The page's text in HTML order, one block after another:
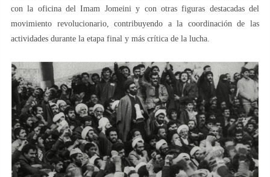
con la oficina del Imam Jomeini y con otras figuras destacadas del
movimiento revolucionario, contribuyendo a la coordinación de las
actividades durante la etapa final y más crítica de la lucha.